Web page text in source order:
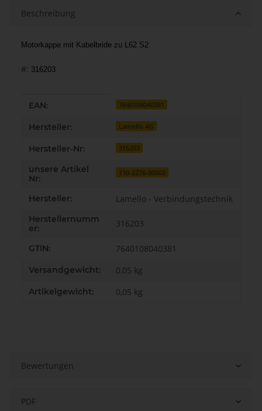
Beschreibung
Motorkappe mit Kabelbride zu L62 S2
#: 316203
Produkteigenschaft
Wert
EAN: 7640108040381
Hersteller: Lamello AG
Hersteller-Nr: 316203
unsere Artikel
Nr:
110-2276-00002
Hersteller: Lamello - Verbindungstechnik
Herstellernumm
er:
316203
GTIN: 7640108040381
Versandgewicht: 0,05 kg
Artikelgewicht: 0,05 kg
Bewertungen
PDF